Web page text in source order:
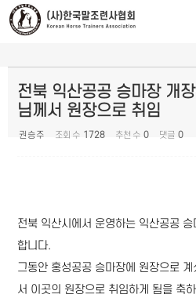
전북 익산공공 승마장 개
님께서 원장으로 취임
권승주 조회 수 1728 추천 수 0 댓글 0
전북 익산시에서 운영하는 익산공공
합니다.
그동안 홍성공공 승마장에 원장으로
서 이곳의 원장으로 취임하게 됨을 축